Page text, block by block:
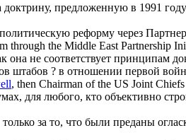
предложенную в 1991
реформу через
through the Middle East Partnership
она не соответствует принципам
штабов ? в отношении первой
, then Chairman of the US Joint
для любого, кто объективно
за то, что были преданы